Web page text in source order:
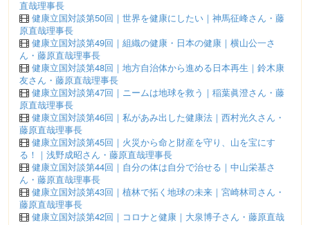
直哉理事長
健康立国対談第50回｜世界を健康にしたい｜神馬征峰さん・藤
原直哉理事長
健康立国対談第49回｜組織の健康・日本の健康｜横山公一さ
ん・藤原直哉理事長
健康立国対談第48回｜地方自治体から進める日本再生｜鈴木康
友さん・藤原直哉理事長
健康立国対談第47回｜ニームは地球を救う｜稲葉眞澄さん・藤
原直哉理事長
健康立国対談第46回｜私があみ出した健康法｜西村光久さん・
藤原直哉理事長
健康立国対談第45回｜火災から命と財産を守り、山を宝にす
る！｜浅野成昭さん・藤原直哉理事長
健康立国対談第44回｜自分の体は自分で治せる｜中山栄基さ
ん・藤原直哉理事長
健康立国対談第43回｜植林で拓く地球の未来｜宮崎林司さん・
藤原直哉理事長
健康立国対談第42回｜コロナと健康｜大泉博子さん・藤原直哉